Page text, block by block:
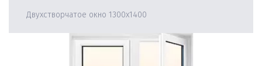
Двухстворчатое окно 1300х1400